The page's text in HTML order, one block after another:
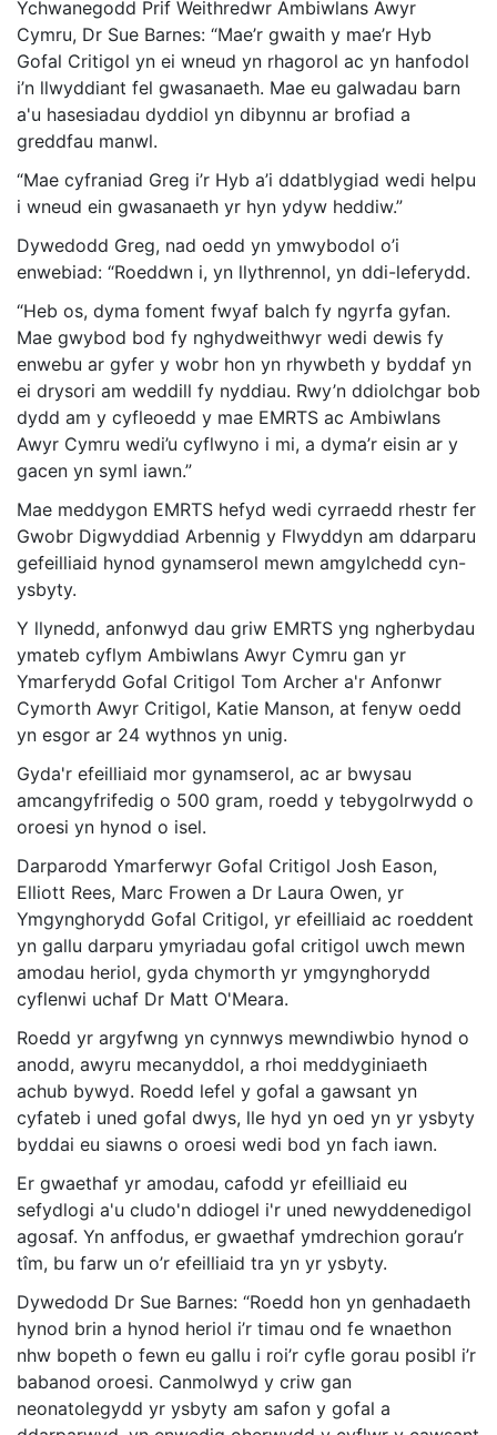
Ychwanegodd Prif Weithredwr Ambiwlans Awyr
Cymru, Dr Sue Barnes: “Mae’r gwaith y mae’r Hyb
Gofal Critigol yn ei wneud yn rhagorol ac yn hanfodol
i’n llwyddiant fel gwasanaeth. Mae eu galwadau barn
a'u hasesiadau dyddiol yn dibynnu ar brofiad a
greddfau manwl.
“Mae cyfraniad Greg i’r Hyb a’i ddatblygiad wedi helpu
i wneud ein gwasanaeth yr hyn ydyw heddiw.”
Dywedodd Greg, nad oedd yn ymwybodol o’i
enwebiad: “Roeddwn i, yn llythrennol, yn ddi-leferydd.
“Heb os, dyma foment fwyaf balch fy ngyrfa gyfan.
Mae gwybod bod fy nghydweithwyr wedi dewis fy
enwebu ar gyfer y wobr hon yn rhywbeth y byddaf yn
ei drysori am weddill fy nyddiau. Rwy’n ddiolchgar bob
dydd am y cyfleoedd y mae EMRTS ac Ambiwlans
Awyr Cymru wedi’u cyflwyno i mi, a dyma’r eisin ar y
gacen yn syml iawn.”
Mae meddygon EMRTS hefyd wedi cyrraedd rhestr fer
Gwobr Digwyddiad Arbennig y Flwyddyn am ddarparu
gefeilliaid hynod gynamserol mewn amgylchedd cyn-
ysbyty.
Y llynedd, anfonwyd dau griw EMRTS yng ngherbydau
ymateb cyflym Ambiwlans Awyr Cymru gan yr
Ymarferydd Gofal Critigol Tom Archer a'r Anfonwr
Cymorth Awyr Critigol, Katie Manson, at fenyw oedd
yn esgor ar 24 wythnos yn unig.
Gyda'r efeilliaid mor gynamserol, ac ar bwysau
amcangyfrifedig o 500 gram, roedd y tebygolrwydd o
oroesi yn hynod o isel.
Darparodd Ymarferwyr Gofal Critigol Josh Eason,
Elliott Rees, Marc Frowen a Dr Laura Owen, yr
Ymgynghorydd Gofal Critigol, yr efeilliaid ac roeddent
yn gallu darparu ymyriadau gofal critigol uwch mewn
amodau heriol, gyda chymorth yr ymgynghorydd
cyflenwi uchaf Dr Matt O'Meara.
Roedd yr argyfwng yn cynnwys mewndiwbio hynod o
anodd, awyru mecanyddol, a rhoi meddyginiaeth
achub bywyd. Roedd lefel y gofal a gawsant yn
cyfateb i uned gofal dwys, lle hyd yn oed yn yr ysbyty
byddai eu siawns o oroesi wedi bod yn fach iawn.
Er gwaethaf yr amodau, cafodd yr efeilliaid eu
sefydlogi a'u cludo'n ddiogel i'r uned newyddenedigol
agosaf. Yn anffodus, er gwaethaf ymdrechion gorau’r
tîm, bu farw un o’r efeilliaid tra yn yr ysbyty.
Dywedodd Dr Sue Barnes: “Roedd hon yn genhadaeth
hynod brin a hynod heriol i’r timau ond fe wnaethon
nhw bopeth o fewn eu gallu i roi’r cyfle gorau posibl i’r
babanod oroesi. Canmolwyd y criw gan
neonatolegydd yr ysbyty am safon y gofal a